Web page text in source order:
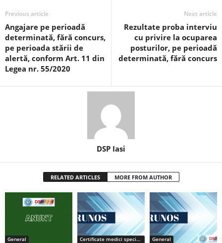
Previous article
Angajare pe perioadă
determinată, fără concurs,
pe perioada stării de
alertă, conform Art. 11 din
Legea nr. 55/2020
Next article
Rezultate proba interviu
cu privire la ocuparea
posturilor, pe perioadă
determinată, fără concurs
DSP Iasi
RELATED ARTICLES MORE FROM AUTHOR
General Certificate medici specialiști / primari General